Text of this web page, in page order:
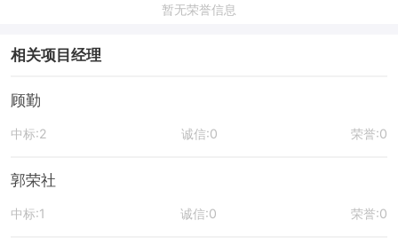
暂无荣誉信息
相关项目经理
顾勤
中标:2 诚信:0 荣誉:0
郭荣社
中标:1 诚信:0 荣誉:0